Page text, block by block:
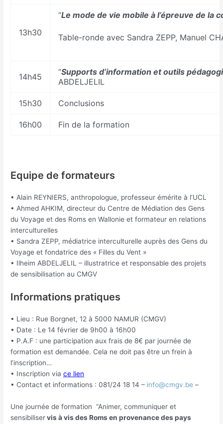
13h30
“Le mode de vie mobile à l’épreuve de la
Table-ronde avec Sandra ZEPP, Manuel
14h45 “Supports d’information et outils
ABDELJELIL
15h30 Conclusions
16h00 Fin de la formation
Equipe de formateurs
• Alain REYNIERS, anthropologue, professeur émérite à l’UCL
• Ahmed AHKIM, directeur du Centre de Médiation des Gens
du Voyage et des Roms en Wallonie et formateur en relations
interculturelles
• Sandra ZEPP, médiatrice interculturelle auprès des Gens du
Voyage et fondatrice des « Filles du Vent »
• Ilheim ABDELJELIL – illustratrice et responsable des projets
de sensibilisation au CMGV
Informations pratiques
• Lieu : Rue Borgnet, 12 à 5000 NAMUR (CMGV)
• Date : Le 14 février de 9h00 à 16h00
• P.A.F : une participation aux frais de 8€ par journée de
formation est demandée. Cela ne doit pas être un frein à
l’inscription…
• Inscription viace lien
• Contact et informations : 081/24 18 14 – info@cmgv.be –
Une journée de formation “Animer, communiquer et
sensibiliservis à vis des Roms en provenance des pays